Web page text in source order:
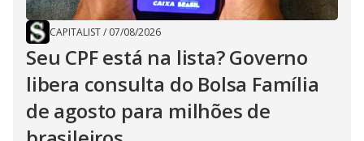
CAPITALIST/ 07/08/2026
Seu CPF está na lista? Governo
libera consulta do Bolsa Família
de agosto para milhões de